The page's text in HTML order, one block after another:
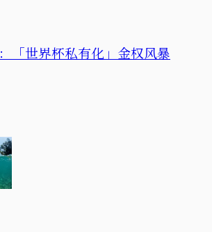
「世界杯私有化」金权风暴